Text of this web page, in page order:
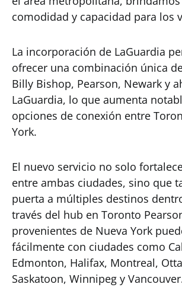
comodidad y capacidad para los
La incorporación de LaGuardia
ofrecer una combinación única
Billy Bishop, Pearson, Newark y
LaGuardia, lo que aumenta
opciones de conexión entre
York.
El nuevo servicio no solo
entre ambas ciudades, sino que
puerta a múltiples destinos
través del hub en Toronto
provenientes de Nueva York
fácilmente con ciudades como
Edmonton, Halifax, Montreal,
Saskatoon, Winnipeg y